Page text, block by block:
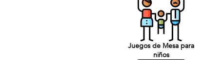
Juegos de Mesa para
niños